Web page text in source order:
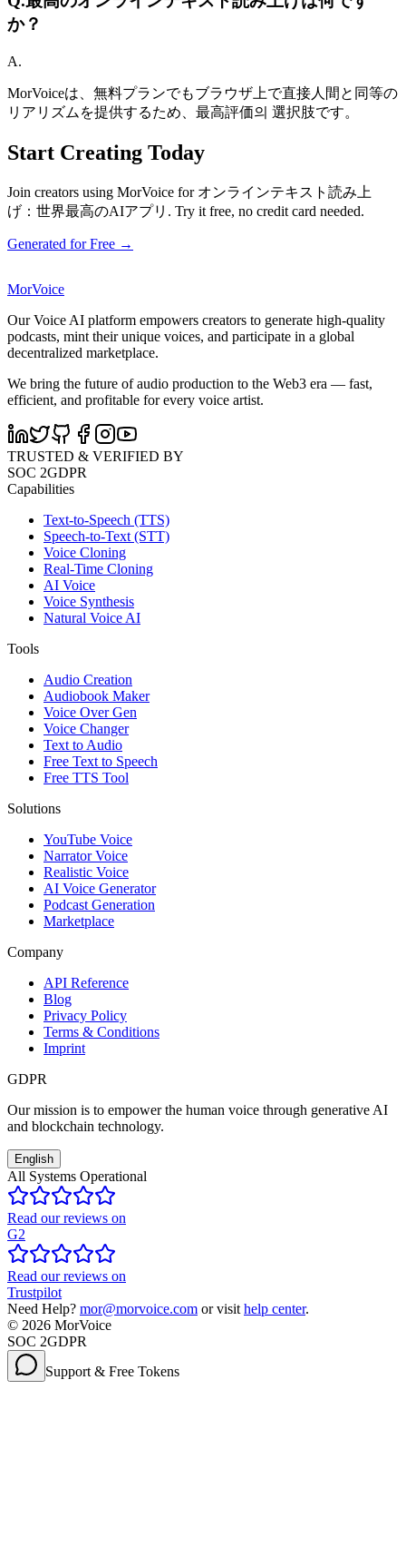
か？
A.
MorVoiceは、無料プランでもブラウザ上で直接人間と同等の
リアリズムを提供するため、最高評価의 選択肢です。
Start Creating Today
Join creators using MorVoice for オンラインテキスト読み上
げ：世界最高のAIアプリ. Try it free, no credit card needed.
Generated for Free →
MorVoice
Our Voice AI platform empowers creators to generate high-quality
podcasts, mint their unique voices, and participate in a global
decentralized marketplace.
We bring the future of audio production to the Web3 era — fast,
efficient, and profitable for every voice artist.
TRUSTED & VERIFIED BY
SOC 2GDPR
Capabilities
Text-to-Speech (TTS)
Speech-to-Text (STT)
Voice Cloning
Real-Time Cloning
AI Voice
Voice Synthesis
Natural Voice AI
Tools
Audio Creation
Audiobook Maker
Voice Over Gen
Voice Changer
Text to Audio
Free Text to Speech
Free TTS Tool
Solutions
YouTube Voice
Narrator Voice
Realistic Voice
AI Voice Generator
Podcast Generation
Marketplace
Company
API Reference
Blog
Privacy Policy
Terms & Conditions
Imprint
GDPR
Our mission is to empower the human voice through generative AI
and blockchain technology.
English
All Systems Operational
Read our reviews on
G2
Read our reviews on
Trustpilot
Need Help? mor@morvoice.com or visit help center.
© 2026 MorVoice
SOC 2GDPR
Support & Free Tokens